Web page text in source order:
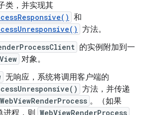
类，并实现其
和
方法。
的实例附加到一
对象。
无响应，系统将调用客户端的
方法，并传递
WebViewRenderProcess 。（如果
进程，则 WebViewRenderProcess